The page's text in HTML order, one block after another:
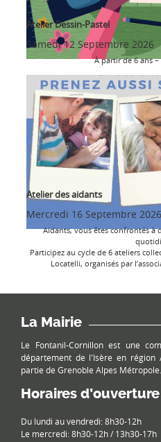
Atelier Dessin-Pastel
Samedi 12 Septembre 2026
À partir de 6 ans
Atelier des aidants
Mercredi 16 Septembre 2026
Aidants, vous êtes confrontés à
Participez au cycle de 6 ateliers
Locatelli, organisés par
La Mairie
Le Fontanil-Cornillon est une
département de l'Isère en région
partie de Grenoble Alpes Métropole.
Horaires d’ouverture
Du lundi au vendredi: 8h30-12h
Le mercredi: 8h30-12h / 13h30-17h